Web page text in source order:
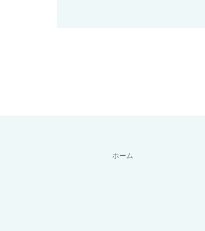
ホーム